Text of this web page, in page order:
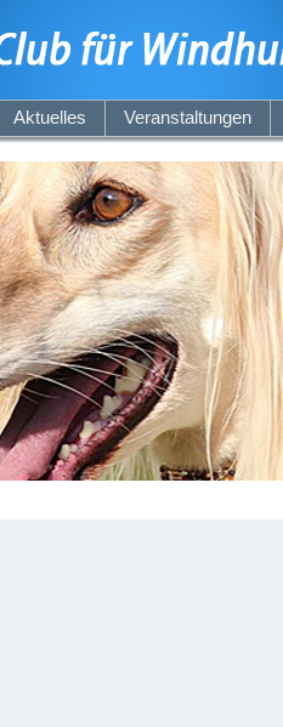
Aktuelles Veranstaltungen